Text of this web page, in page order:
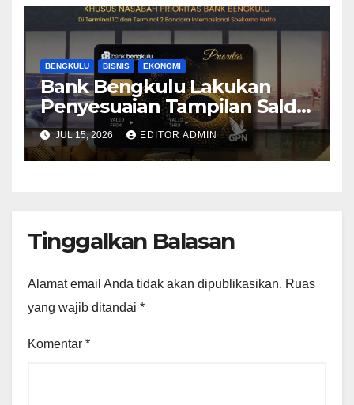
BENGKULU BISNIS EKONOMI
Bank Bengkulu Lakukan
Penyesuaian Tampilan Saldo
Efektif, Perkuat Komitmen
Peningkatan Layanan
Nasabah
JUL 15, 2026 EDITOR ADMIN
Tinggalkan Balasan
Alamat email Anda tidak akan dipublikasikan. Ruas
yang wajib ditandai *
Komentar *